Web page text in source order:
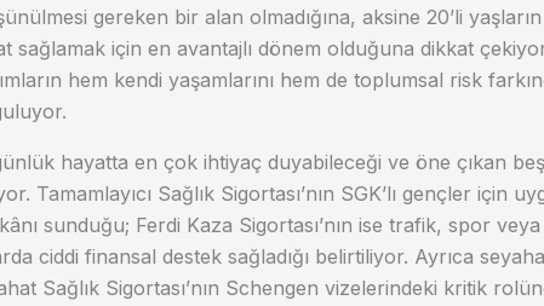
gereken bir alan olmadığına, aksine 20’li
sağlamak için en avantajlı dönem olduğuna dikkat
hem kendi yaşamlarını hem de toplumsal risk
hayatta en çok ihtiyaç duyabileceği ve öne çıkan
Tamamlayıcı Sağlık Sigortası’nın SGK’lı gençler için
sunduğu; Ferdi Kaza Sigortası’nın ise trafik, spor
ciddi finansal destek sağladığı belirtiliyor. Ayrıca
Sağlık Sigortası’nın Schengen vizelerindeki kritik